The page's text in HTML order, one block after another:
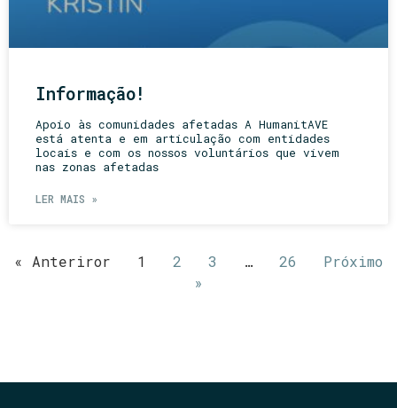
Informação!
Apoio às comunidades afetadas A HumanitAVE
está atenta e em articulação com entidades
locais e com os nossos voluntários que vivem
nas zonas afetadas
LER MAIS »
« Anteriror 1 2 3 … 26
Próximo
»